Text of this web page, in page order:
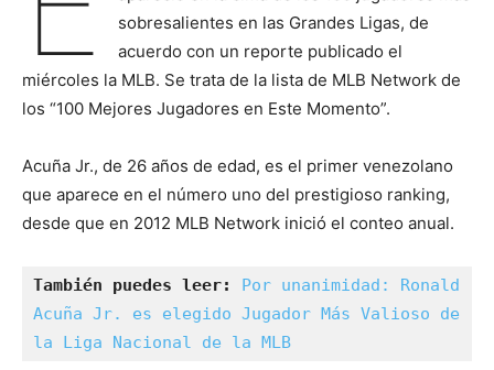
sobresalientes en las Grandes Ligas, de
acuerdo con un reporte publicado el
miércoles la MLB. Se trata de la lista de MLB Network de
los “100 Mejores Jugadores en Este Momento”.
Acuña Jr., de 26 años de edad, es el primer venezolano
que aparece en el número uno del prestigioso ranking,
desde que en 2012 MLB Network inició el conteo anual.
También puedes leer:
Por unanimidad: Ronald
Acuña Jr. es elegido Jugador Más Valioso de
la Liga Nacional de la MLB